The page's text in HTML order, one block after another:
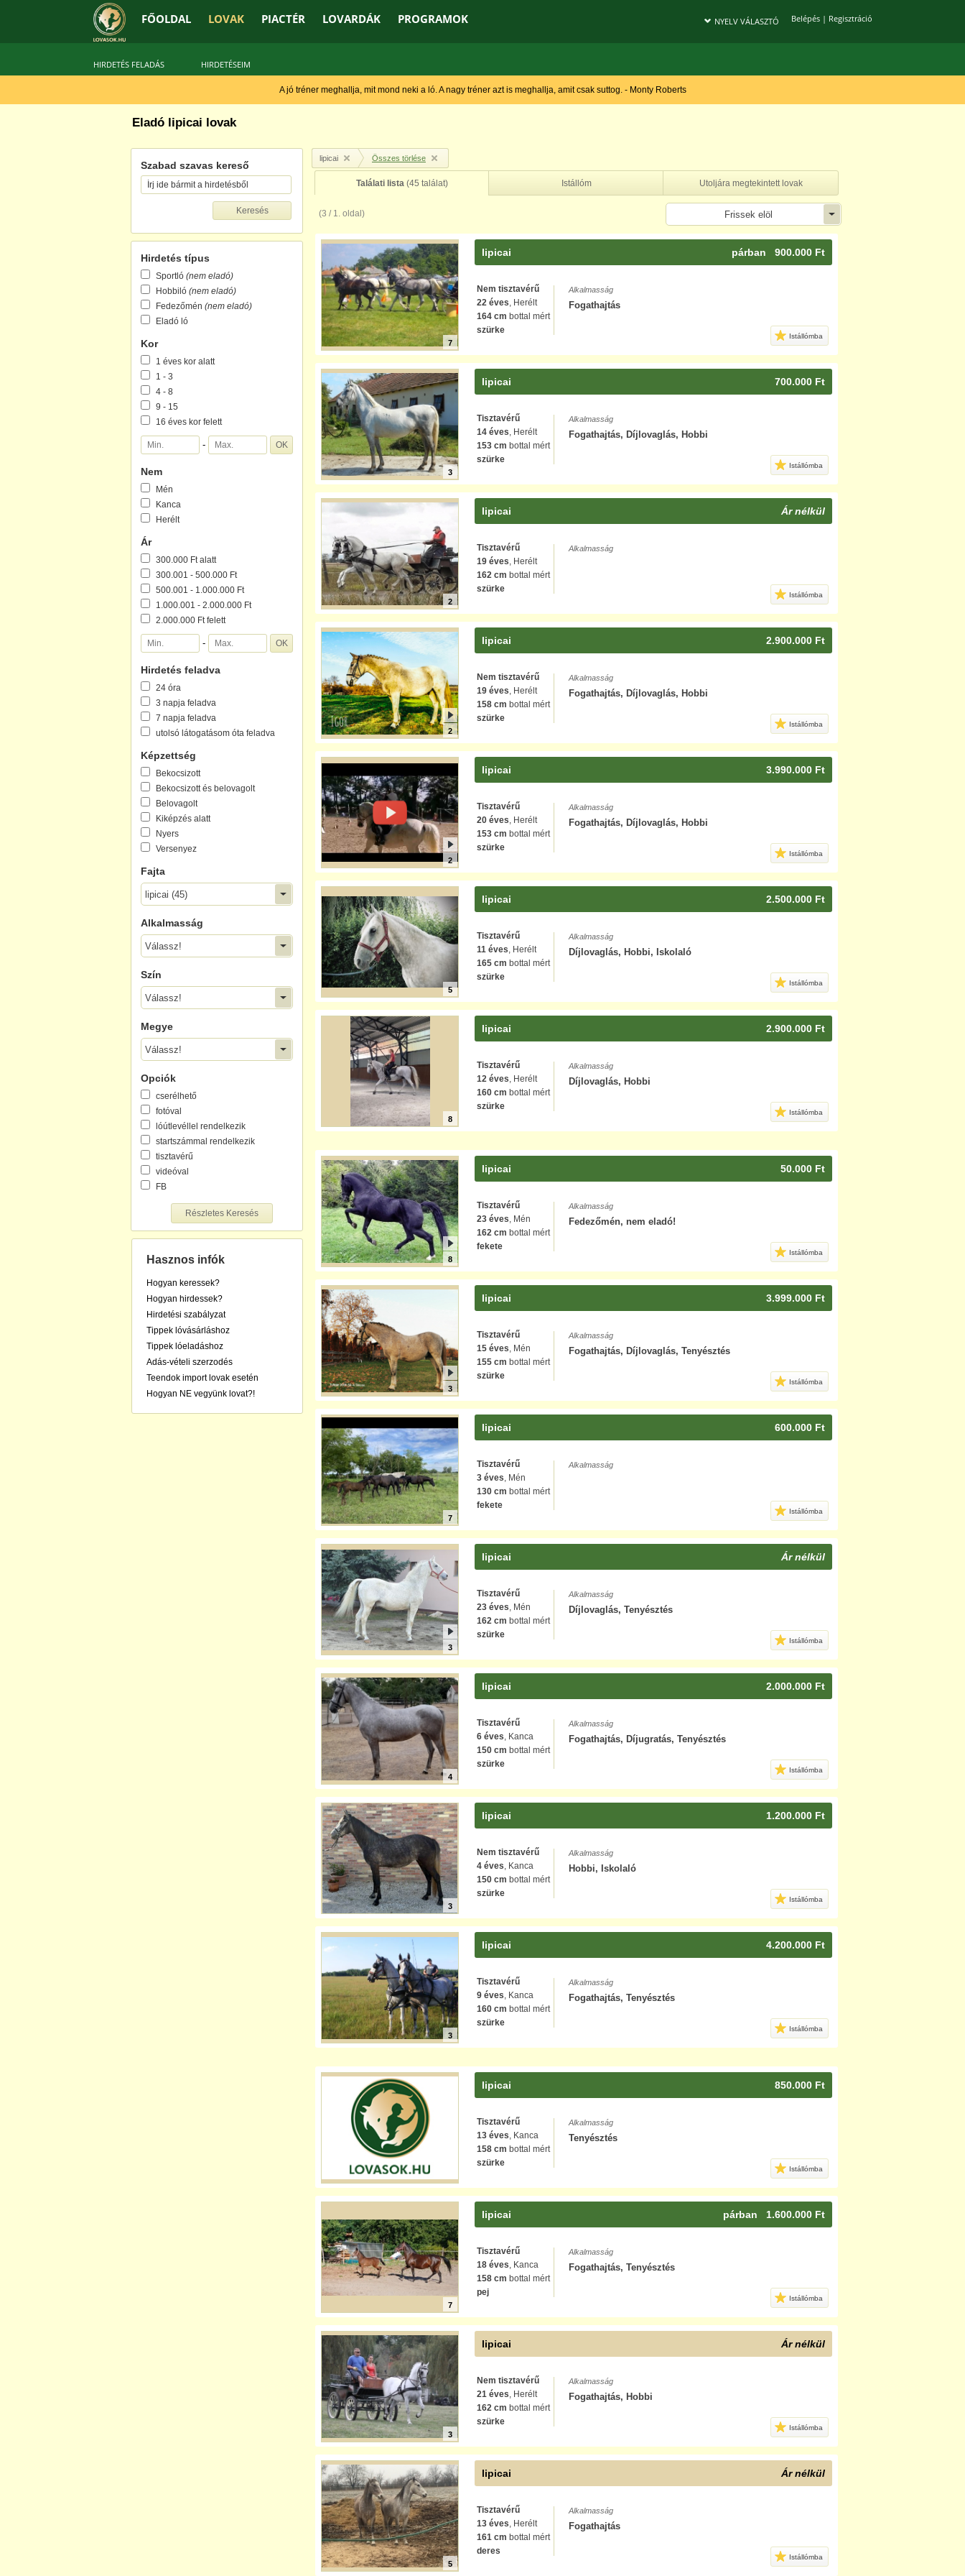
FŐOLDAL LOVAK PIACTÉR LOVARDÁK PROGRAMOK Belépés| Regisztráció
NYELV VÁLASZTÓ
HIRDETÉS FELADÁS HIRDETÉSEIM
A jó tréner meghallja, mit mond neki a ló. A nagy tréner azt is meghallja, amit csak suttog. - Monty Roberts
Eladó lipicai lovak
Szabad szavas kereső
Hirdetés típus
Sportló (nem eladó)
Hobbiló (nem eladó)
Fedezőmén (nem eladó)
Eladó ló
Kor
1 éves kor alatt
1 - 3
4 - 8
9 - 15
16 éves kor felett
-
Nem
Mén
Kanca
Herélt
Ár
300.000 Ft alatt
300.001 - 500.000 Ft
500.001 - 1.000.000 Ft
1.000.001 - 2.000.000 Ft
2.000.000 Ft felett
-
Hirdetés feladva
24 óra
3 napja feladva
7 napja feladva
utolsó látogatásom óta feladva
Képzettség
Bekocsizott
Bekocsizott és belovagolt
Belovagolt
Kiképzés alatt
Nyers
Versenyez
Fajta
lipicai (45)
Alkalmasság
Válassz!
Szín
Válassz!
Megye
Válassz!
Opciók
cserélhető
fotóval
lóútlevéllel rendelkezik
startszámmal rendelkezik
tisztavérű
videóval
FB
Részletes Keresés
Hasznos infók
Hogyan keressek?
Hogyan hirdessek?
Hirdetési szabályzat
Tippek lóvásárláshoz
Tippek lóeladáshoz
Adás-vételi szerzodés
Teendok import lovak esetén
Hogyan NE vegyünk lovat?!
lipicai Összes törlése
Találati lista (45 találat) Istállóm Utoljára megtekintett lovak
(3 / 1. oldal) Frissek elöl
7
lipicai párban 900.000 Ft
Nem tisztavérű
22 éves, Herélt
164 cm bottal mért
szürke
Alkalmasság
Fogathajtás
Istállómba
3
lipicai 700.000 Ft
Tisztavérű
14 éves, Herélt
153 cm bottal mért
szürke
Alkalmasság
Fogathajtás, Díjlovaglás, Hobbi
Istállómba
2
lipicai Ár nélkül
Tisztavérű
19 éves, Herélt
162 cm bottal mért
szürke
Alkalmasság
Istállómba
2
lipicai 2.900.000 Ft
Nem tisztavérű
19 éves, Herélt
158 cm bottal mért
szürke
Alkalmasság
Fogathajtás, Díjlovaglás, Hobbi
Istállómba
2
lipicai 3.990.000 Ft
Tisztavérű
20 éves, Herélt
153 cm bottal mért
szürke
Alkalmasság
Fogathajtás, Díjlovaglás, Hobbi
Istállómba
5
lipicai 2.500.000 Ft
Tisztavérű
11 éves, Herélt
165 cm bottal mért
szürke
Alkalmasság
Díjlovaglás, Hobbi, Iskolaló
Istállómba
8
lipicai 2.900.000 Ft
Tisztavérű
12 éves, Herélt
160 cm bottal mért
szürke
Alkalmasság
Díjlovaglás, Hobbi
Istállómba
8
lipicai 50.000 Ft
Tisztavérű
23 éves, Mén
162 cm bottal mért
fekete
Alkalmasság
Fedezőmén, nem eladó!
Istállómba
3
lipicai 3.999.000 Ft
Tisztavérű
15 éves, Mén
155 cm bottal mért
szürke
Alkalmasság
Fogathajtás, Díjlovaglás, Tenyésztés
Istállómba
7
lipicai 600.000 Ft
Tisztavérű
3 éves, Mén
130 cm bottal mért
fekete
Alkalmasság
Istállómba
3
lipicai Ár nélkül
Tisztavérű
23 éves, Mén
162 cm bottal mért
szürke
Alkalmasság
Díjlovaglás, Tenyésztés
Istállómba
4
lipicai 2.000.000 Ft
Tisztavérű
6 éves, Kanca
150 cm bottal mért
szürke
Alkalmasság
Fogathajtás, Díjugratás, Tenyésztés
Istállómba
3
lipicai 1.200.000 Ft
Nem tisztavérű
4 éves, Kanca
150 cm bottal mért
szürke
Alkalmasság
Hobbi, Iskolaló
Istállómba
3
lipicai 4.200.000 Ft
Tisztavérű
9 éves, Kanca
160 cm bottal mért
szürke
Alkalmasság
Fogathajtás, Tenyésztés
Istállómba
lipicai 850.000 Ft
Tisztavérű
13 éves, Kanca
158 cm bottal mért
szürke
Alkalmasság
Tenyésztés
Istállómba
7
lipicai párban 1.600.000 Ft
Tisztavérű
18 éves, Kanca
158 cm bottal mért
pej
Alkalmasság
Fogathajtás, Tenyésztés
Istállómba
3
lipicai Ár nélkül
Nem tisztavérű
21 éves, Herélt
162 cm bottal mért
szürke
Alkalmasság
Fogathajtás, Hobbi
Istállómba
5
lipicai Ár nélkül
Tisztavérű
13 éves, Herélt
161 cm bottal mért
deres
Alkalmasság
Fogathajtás
Istállómba